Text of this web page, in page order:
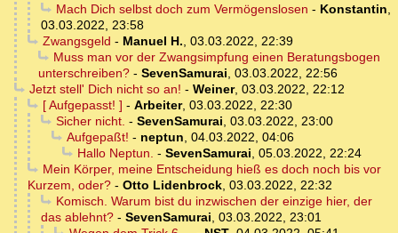
Mach Dich selbst doch zum Vermögenslosen - Konstantin,
03.03.2022, 23:58
Zwangsgeld - Manuel H., 03.03.2022, 22:39
Muss man vor der Zwangsimpfung einen Beratungsbogen
unterschreiben? - SevenSamurai, 03.03.2022, 22:56
Jetzt stell' Dich nicht so an! - Weiner, 03.03.2022, 22:12
[ Aufgepasst! ] - Arbeiter, 03.03.2022, 22:30
Sicher nicht. - SevenSamurai, 03.03.2022, 23:00
Aufgepaßt! - neptun, 04.03.2022, 04:06
Hallo Neptun. - SevenSamurai, 05.03.2022, 22:24
Mein Körper, meine Entscheidung hieß es doch noch bis vor
Kurzem, oder? - Otto Lidenbrock, 03.03.2022, 22:32
Komisch. Warum bist du inzwischen der einzige hier, der
das ablehnt? - SevenSamurai, 03.03.2022, 23:01